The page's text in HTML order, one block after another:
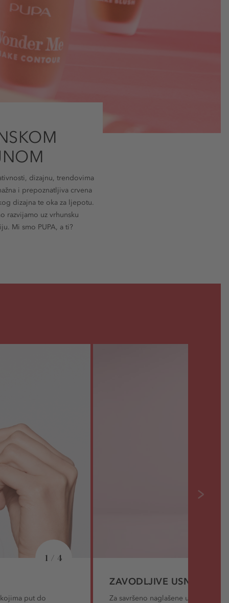
dizajnu, trendovima
i prepoznatljiva crvena
dizajna te oka za ljepotu.
razvijamo uz vrhunsku
Mi smo PUPA, a ti?
1 / 4
put do
ZAVODLJIVE USNE
Za savršeno naglašene usne, True